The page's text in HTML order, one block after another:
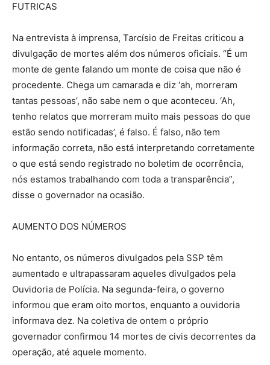
FUTRICAS
Na entrevista à imprensa, Tarcísio de Freitas criticou a
divulgação de mortes além dos números oficiais. “É um
monte de gente falando um monte de coisa que não é
procedente. Chega um camarada e diz ‘ah, morreram
tantas pessoas’, não sabe nem o que aconteceu. ‘Ah,
tenho relatos que morreram muito mais pessoas do que
estão sendo notificadas’, é falso. É falso, não tem
informação correta, não está interpretando corretamente
o que está sendo registrado no boletim de ocorrência,
nós estamos trabalhando com toda a transparência”,
disse o governador na ocasião.
AUMENTO DOS NÚMEROS
No entanto, os números divulgados pela SSP têm
aumentado e ultrapassaram aqueles divulgados pela
Ouvidoria de Polícia. Na segunda-feira, o governo
informou que eram oito mortos, enquanto a ouvidoria
informava dez. Na coletiva de ontem o próprio
governador confirmou 14 mortes de civis decorrentes da
operação, até aquele momento.